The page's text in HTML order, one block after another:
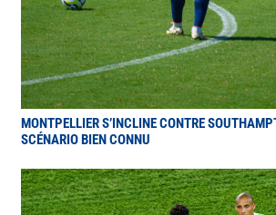
MONTPELLIER S’INCLINE CONTRE
SCÉNARIO BIEN CONNU